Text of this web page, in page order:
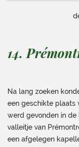
14.
Na lang zoeken
een geschikte plaats
werd gevonden in de
valleitje van
een afgelegen